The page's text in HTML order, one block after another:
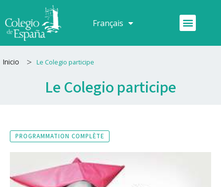
au
contenu
Français
Español Menu
Inicio > Le Colegio participe
Le Colegio participe
PROGRAMMATION COMPLÈTE